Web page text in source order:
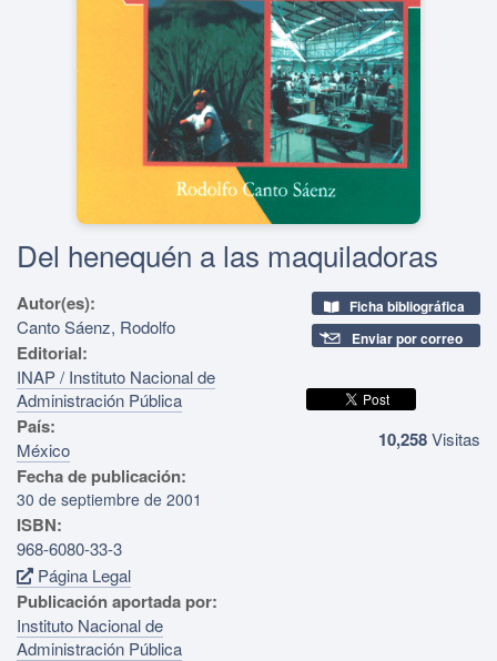
Del henequén a las maquiladoras
Autor(es):
Canto Sáenz, Rodolfo
Editorial:
INAP / Instituto Nacional de
Administración Pública
País:
México
Fecha de publicación:
30 de septiembre de 2001
ISBN:
968-6080-33-3
Página Legal
Publicación aportada por:
Instituto Nacional de
Administración Pública
Ficha bibliográfica
Enviar por correo
10,258Visitas